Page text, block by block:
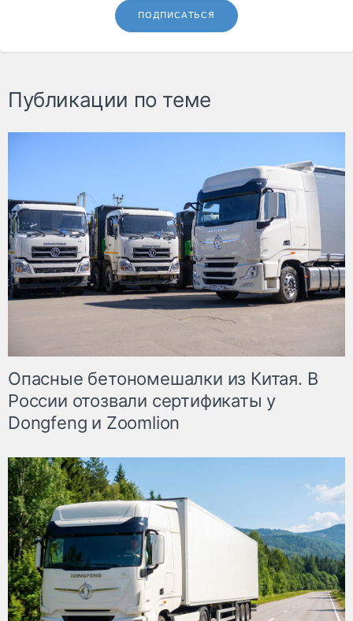
ПОДПИСАТЬСЯ
Публикации по теме
Опасные бетономешалки из Китая. В
России отозвали сертификаты у
Dongfeng и Zoomlion